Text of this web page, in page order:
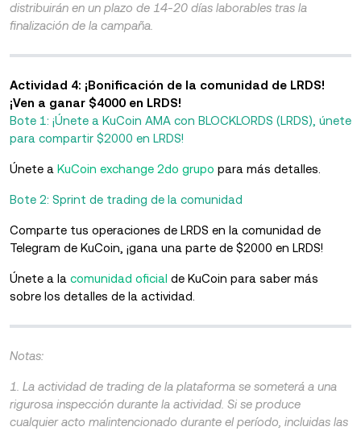
distribuirán en un plazo de 14-20 días laborables tras la
finalización de la campaña.
Actividad 4: ¡Bonificación de la comunidad de LRDS!
¡Ven a ganar $4000 en LRDS!
Bote 1: ¡Únete a KuCoin AMA con BLOCKLORDS (LRDS), únete
para compartir $2000 en LRDS!
Únete a KuCoin exchange 2do grupo para más detalles.
Bote 2: Sprint de trading de la comunidad
Comparte tus operaciones de LRDS en la comunidad de
Telegram de KuCoin, ¡gana una parte de $2000 en LRDS!
Únete a la comunidad oficial de KuCoin para saber más
sobre los detalles de la actividad.
Notas:
1. La actividad de trading de la plataforma se someterá a una
rigurosa inspección durante la actividad. Si se produce
cualquier acto malintencionado durante el período, incluidas las